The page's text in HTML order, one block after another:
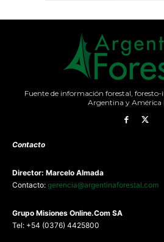
Fuente de información forestal,
Argentina y América
Contacto
Director: Marcelo Almada
Contacto: gerencia@argentinaforestal.com
Grupo Misiones Online.Com SA
Tel: +54 (0376) 4425800